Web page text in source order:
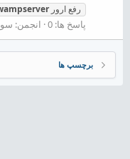
رفع ارور
پاسخ ها: 0 انجمن:
برچسپ ها